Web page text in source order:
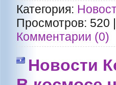
Категория:
Просмотров: 520
Комментарии (0)
Новости